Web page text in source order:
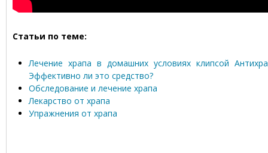
Статьи по теме:
Лечение храпа в домашних условиях клипсой
Эффективно ли это средство?
Обследование и лечение храпа
Лекарство от храпа
Упражнения от храпа